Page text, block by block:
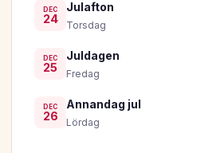
DEC
24
Julafton
Torsdag
DEC
25
Juldagen
Fredag
DEC
26
Annandag jul
Lördag